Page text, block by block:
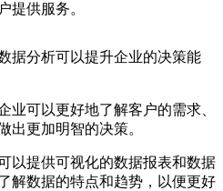
提供服务。
据分析可以提升企业的决策能
业可以更好地了解客户的需求、
出更加明智的决策。
以提供可视化的数据报表和数据
解数据的特点和趋势，以便更好